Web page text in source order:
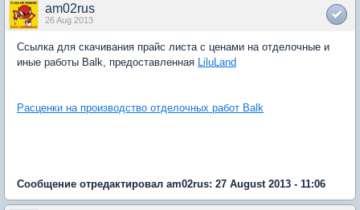
am02rus
26 Aug 2013
Ссылка для скачивания прайс листа с ценами на отделочные и
иные работы Balk, предоставленная LiluLand
Расценки на производство отделочных работ Balk
Сообщение отредактировал am02rus: 27 August 2013 - 11:06